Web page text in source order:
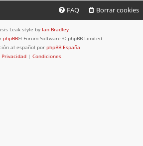
Borrar cookies
FAQ
Leak style by Ian Bradley
phpBB® Forum Software © phpBB Limited
al español por phpBB España
Privacidad | Condiciones